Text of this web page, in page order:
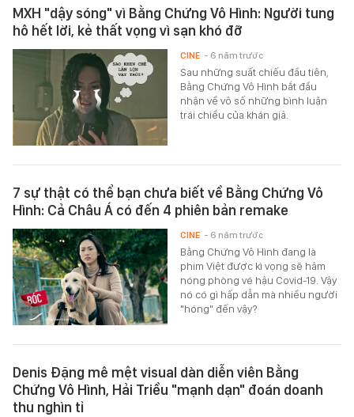
MXH "dậy sóng" vì Bằng Chứng Vô Hình: Người tung
hô hết lời, kẻ thất vọng vì sạn khó đỡ
Sau những suất chiếu đầu tiên,
Bằng Chứng Vô Hình bắt đầu
nhận về vô số những bình luận
trái chiều của khán giả.
CINE - 6 năm trước
7 sự thật có thể bạn chưa biết về Bằng Chứng Vô
Hình: Cả Châu Á có đến 4 phiên bản remake
Bằng Chứng Vô Hình đang là
phim Việt được kì vọng sẽ hâm
nóng phòng vé hậu Covid-19. Vậy
nó có gì hấp dẫn mà nhiều người
"hóng" đến vậy?
CINE - 6 năm trước
Denis Đặng mê mệt visual dàn diễn viên Bằng
Chứng Vô Hình, Hải Triều "mạnh dạn" đoán doanh
thu nghìn tỉ